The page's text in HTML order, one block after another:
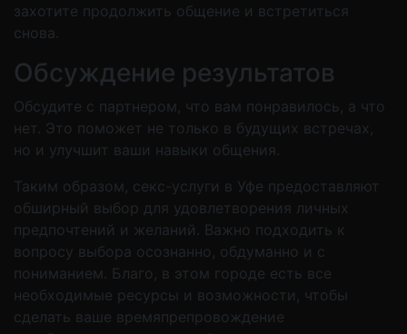
захотите продолжить общение и встретиться
снова.
Обсуждение результатов
Обсудите с партнером, что вам понравилось, а что
нет. Это поможет не только в будущих встречах,
но и улучшит ваши навыки общения.
Таким образом, секс-услуги в Уфе предоставляют
обширный выбор для удовлетворения личных
предпочтений и желаний. Важно подходить к
вопросу выбора осознанно, обдуманно и с
пониманием. Благо, в этом городе есть все
необходимые ресурсы и возможности, чтобы
сделать ваше времяпрепровождение